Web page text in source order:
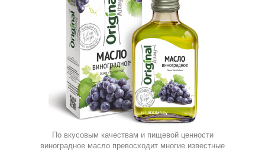
По вкусовым качествам и пищевой ценности
виноградное масло превосходит многие известные